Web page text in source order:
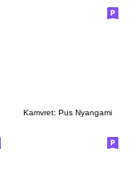
Kamvret: Pus Nyangami